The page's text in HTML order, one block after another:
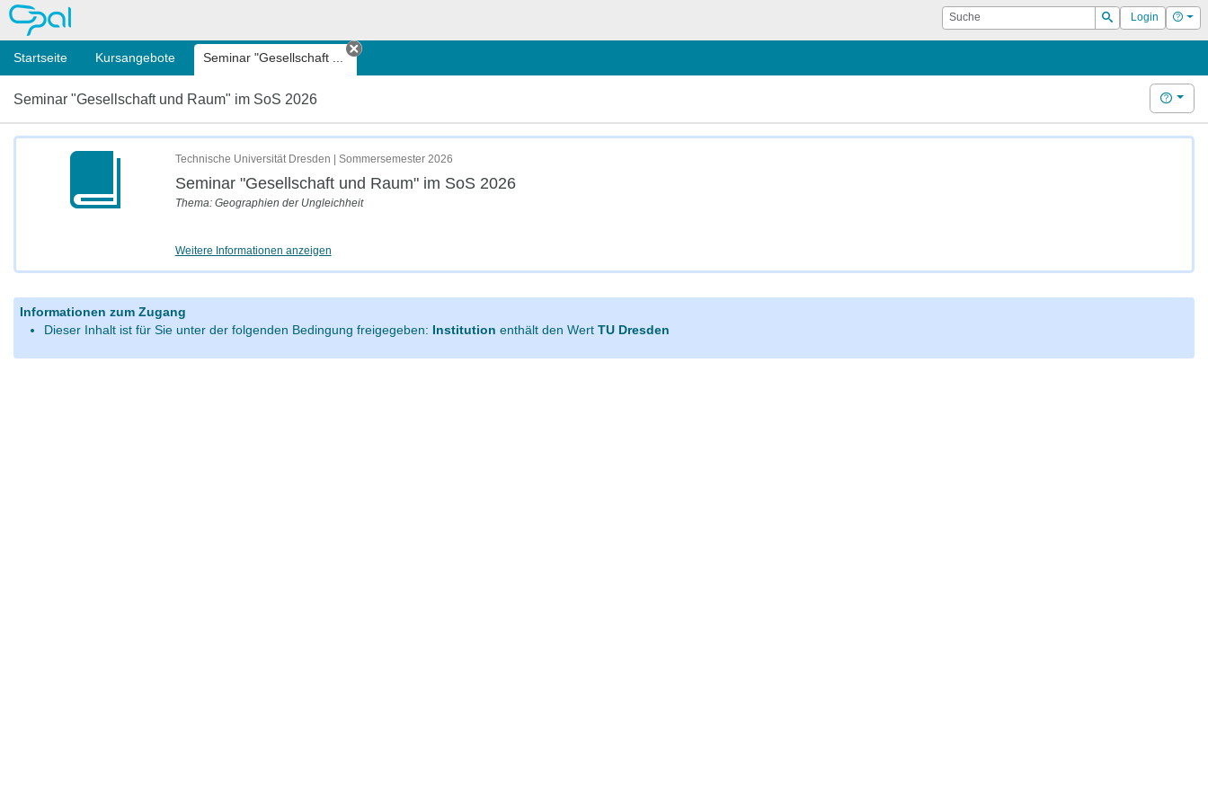
OPAL Suche
Suchen
Login Hilfe
Startseite Kursangebote Seminar "Gesellschaft ...
Tab schließen
Seminar "Gesellschaft und Raum" im SoS 2026 Hilfe
Technische Universität Dresden | Sommersemester 2026
Seminar "Gesellschaft und Raum" im SoS 2026
Thema: Geographien der Ungleichheit
Weitere Informationen anzeigen
Informationen zum Zugang
Dieser Inhalt ist für Sie unter der folgenden Bedingung freigegeben:
Institution enthält den Wert TU Dresden